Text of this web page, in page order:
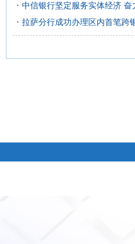
中信银行坚定服务实体经济 奋
拉萨分行成功办理区内首笔跨